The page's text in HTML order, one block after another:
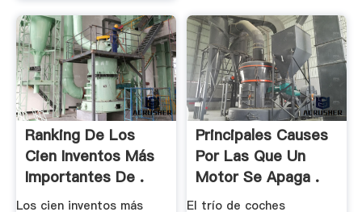
Ranking De Los
Cien Inventos Más
Importantes De .
Los cien inventos más
Principales Causes
Por Las Que Un
Motor Se Apaga .
El trío de coches